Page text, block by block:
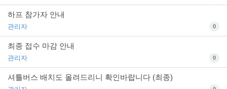
하프 참가자 안내
관리자 0
최종 접수 마감 안내
관리자 0
셔틀버스 배치도 올려드리니 확인바랍니다 (최종)